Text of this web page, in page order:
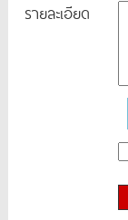
รายละเอียด